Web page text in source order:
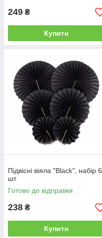
249 ₴
Купити
Підвісні віяла "Black", набір 6
шт
Готово до відправки
238 ₴
Купити